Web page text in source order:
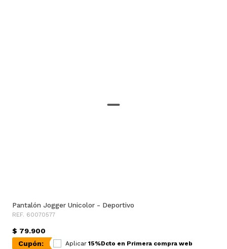
Pantalón Jogger Unicolor - Deportivo
REF. 60070577
$ 79.900
Cupón:
Aplicar 15%Dcto en Primera compra web